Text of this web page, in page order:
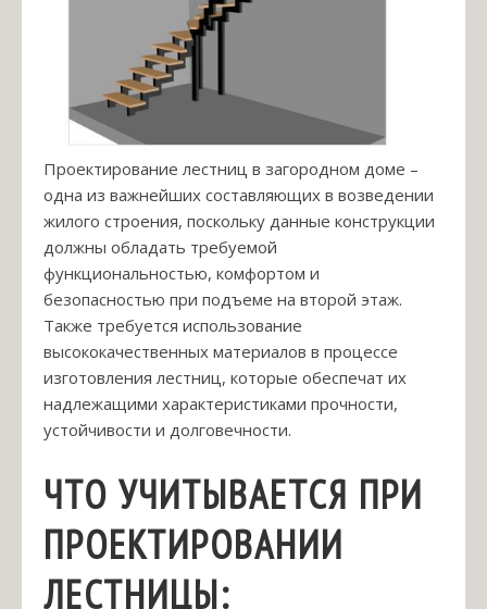
Проектирование лестниц в загородном доме –
одна из важнейших составляющих в возведении
жилого строения, поскольку данные конструкции
должны обладать требуемой
функциональностью, комфортом и
безопасностью при подъеме на второй этаж.
Также требуется использование
высококачественных материалов в процессе
изготовления лестниц, которые обеспечат их
надлежащими характеристиками прочности,
устойчивости и долговечности.
ЧТО УЧИТЫВАЕТСЯ ПРИ
ПРОЕКТИРОВАНИИ
ЛЕСТНИЦЫ: